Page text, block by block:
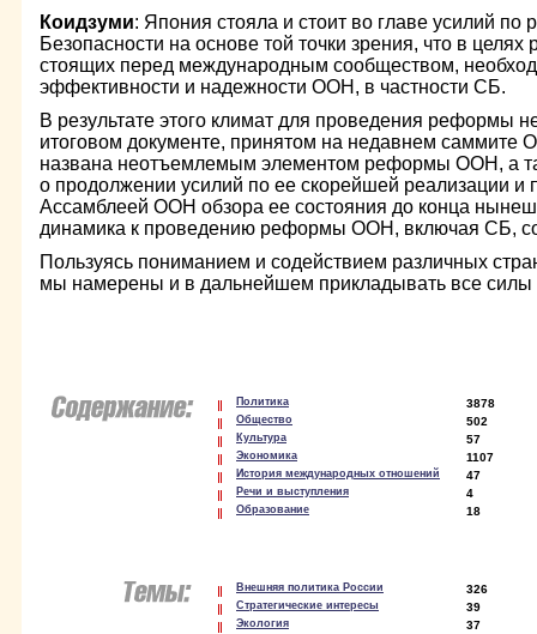
Коидзуми: Япония стояла и стоит во главе усилий
Безопасности на основе той точки зрения, что в
стоящих перед международным сообществом,
эффективности и надежности ООН, в частности СБ.
В результате этого климат для проведения реформы
итоговом документе, принятом на недавнем
названа неотъемлемым элементом реформы ООН, а
о продолжении усилий по ее скорейшей реализации и
Ассамблеей ООН обзора ее состояния до конца
динамика к проведению реформы ООН, включая СБ,
Пользуясь пониманием и содействием различных
мы намерены и в дальнейшем прикладывать все
Политика 3878
Общество 502
Культура 57
Экономика 1107
История международных отношений 47
Речи и выступления 4
Образование 18
Внешняя политика России 326
Стратегические интересы 39
Экология 37